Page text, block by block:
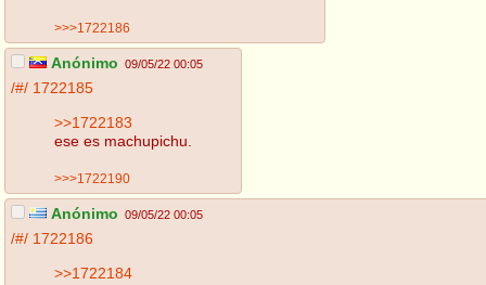
>>>1722186
Anónimo 09/05/22 00:05
/#/ 1722185
>>1722183
ese es machupichu.
>>>1722190
Anónimo 09/05/22 00:05
/#/ 1722186
>>1722184